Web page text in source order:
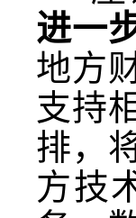
进一
地方
支持
排，
方技